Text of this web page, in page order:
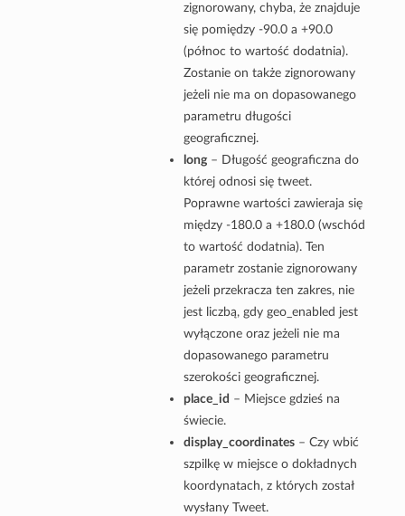
zignorowany, chyba, że znajduje
się pomiędzy -90.0 a +90.0
(północ to wartość dodatnia).
Zostanie on także zignorowany
jeżeli nie ma on dopasowanego
parametru długości
geograficznej.
long– Długość geograficzna do
której odnosi się tweet.
Poprawne wartości zawieraja się
między -180.0 a +180.0 (wschód
to wartość dodatnia). Ten
parametr zostanie zignorowany
jeżeli przekracza ten zakres, nie
jest liczbą, gdy geo_enabled jest
wyłączone oraz jeżeli nie ma
dopasowanego parametru
szerokości geograficznej.
place_id – Miejsce gdzieś na
świecie.
display_coordinates– Czy wbić
szpilkę w miejsce o dokładnych
koordynatach, z których został
wysłany Tweet.